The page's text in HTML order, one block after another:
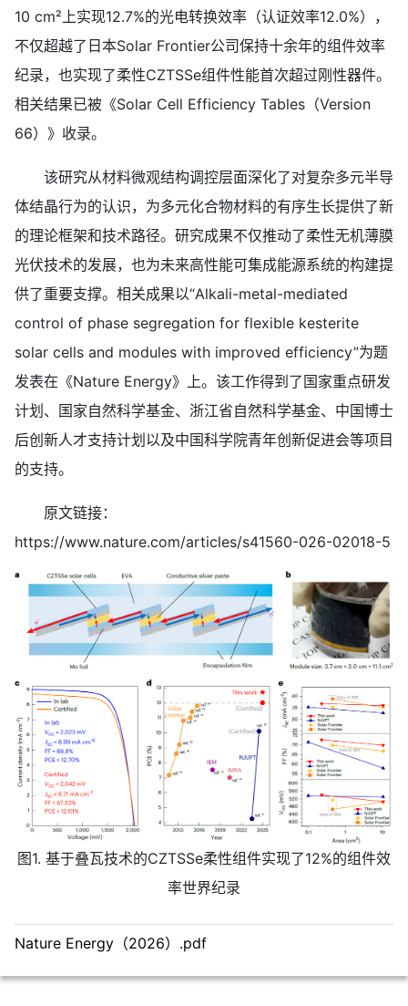
10 cm²上实现12.7%的光电转换效率（认证效率12.0%），
不仅超越了日本Solar Frontier公司保持十余年的组件效率
纪录，也实现了柔性CZTSSe组件性能首次超过刚性器件。
相关结果已被《Solar Cell Efficiency Tables（Version
66）》收录。
该研究从材料微观结构调控层面深化了对复杂多元半导
体结晶行为的认识，为多元化合物材料的有序生长提供了新
的理论框架和技术路径。研究成果不仅推动了柔性无机薄膜
光伏技术的发展，也为未来高性能可集成能源系统的构建提
供了重要支撑。相关成果以“Alkali-metal-mediated
control of phase segregation for flexible kesterite
solar cells and modules with improved efficiency”为题
发表在《Nature Energy》上。该工作得到了国家重点研发
计划、国家自然科学基金、浙江省自然科学基金、中国博士
后创新人才支持计划以及中国科学院青年创新促进会等项目
的支持。
原文链接：
https://www.nature.com/articles/s41560-026-02018-5
图1. 基于叠瓦技术的CZTSSe柔性组件实现了12%的组件效
率世界纪录
Nature Energy（2026）.pdf